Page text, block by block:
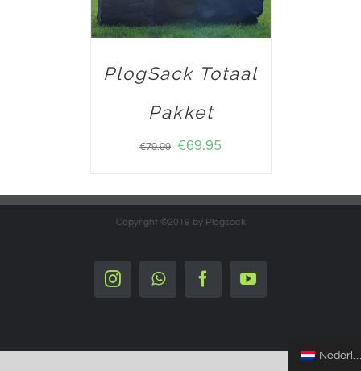
PlogSack Totaal
Pakket
€79.99 €69.95
Copyright ©2019 by Plogsack
InstagramWhatsappFacebookYouTube
Nederlands